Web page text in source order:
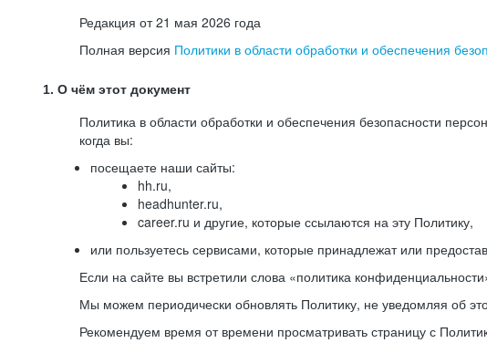
Редакция от 21 мая 2026 года
Полная версия Политики в области обработки и обеспечения
1. О чём этот документ
Политика в области обработки и обеспечения безопасности
когда вы:
посещаете наши сайты:
hh.ru,
headhunter.ru,
career.ru и другие, которые ссылаются на эту Политику,
или пользуетесь сервисами, которые принадлежат или
Если на сайте вы встретили слова «политика
Мы можем периодически обновлять Политику, не уведомляя об
Рекомендуем время от времени просматривать страницу с